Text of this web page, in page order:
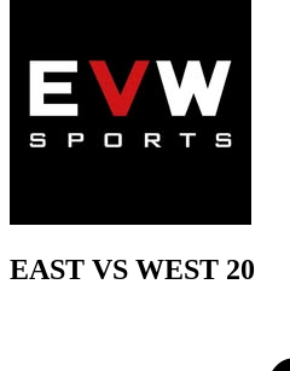
EAST VS WEST 20